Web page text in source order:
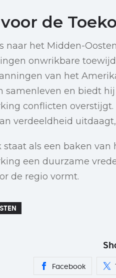
de
naar het Midden-
onwrikbare
van het
samenleven en biedt
conflicten
verdeeldheid
staat als een baken
een duurzame
de regio vormt.
Facebook